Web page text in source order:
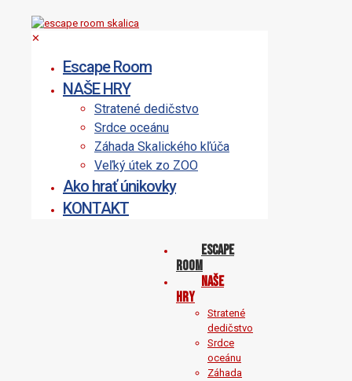
✕
Escape Room
NAŠE HRY
Stratené dedičstvo
Srdce oceánu
Záhada Skalického kľúča
Veľký útek zo ZOO
Ako hrať únikovky
KONTAKT
Escape
Room
NAŠE
HRY
Stratené
dedičstvo
Srdce
oceánu
Záhada